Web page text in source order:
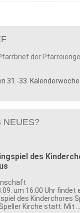
der
31.-33.
NEUES?
des
um 16:00 Uhr findet
des Kinderchores
Kirche statt. Mit ...